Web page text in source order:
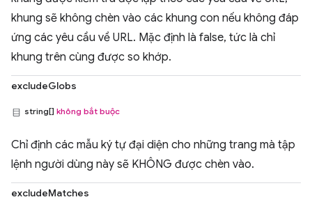
khung sẽ không chèn vào các khung con nếu không đáp
ứng các yêu cầu về URL. Mặc định là false, tức là chỉ
khung trên cùng được so khớp.
excludeGlobs
string[] không bắt buộc
Chỉ định các mẫu ký tự đại diện cho những trang mà tập
lệnh người dùng này sẽ KHÔNG được chèn vào.
excludeMatches